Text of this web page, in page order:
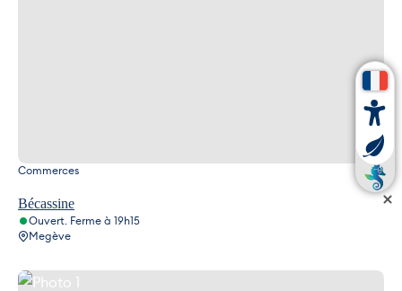
Bécassine
Commerces
Ouvert. Ferme à 19h15
Megève
Photo 1